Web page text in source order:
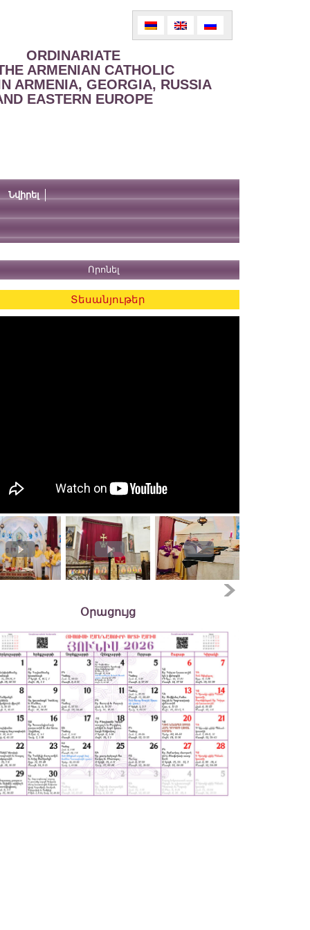
ORDINARIATE
ARMENIAN CATHOLIC
ARMENIA, GEORGIA, RUSSIA
EASTERN EUROPE
Նվիրել
Տեսանյութեր
Օրացույց